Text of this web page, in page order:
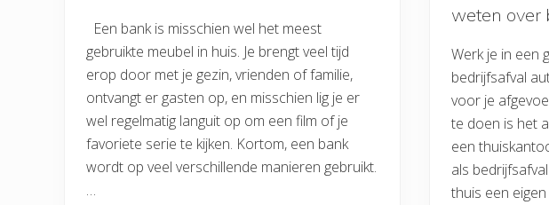
Een bank is misschien wel het meest
gebruikte meubel in huis. Je brengt veel tijd
erop door met je gezin, vrienden of familie,
ontvangt er gasten op, en misschien lig je er
wel regelmatig languit op om een film of je
favoriete serie te kijken. Kortom, een bank
wordt op veel verschillende manieren gebruikt.
…
weten over
Werk je in een
bedrijfsafval
voor je
te doen is het
een
als
thuis een